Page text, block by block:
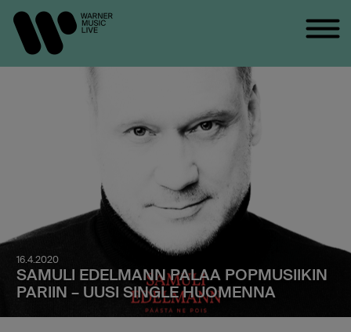
16.4.2020
SAMULI EDELMANN PALAA POPMUSIIKIN
PARIIN – UUSI SINGLE HUOMENNA